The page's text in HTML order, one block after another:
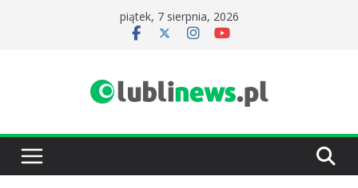
piątek, 7 sierpnia, 2026